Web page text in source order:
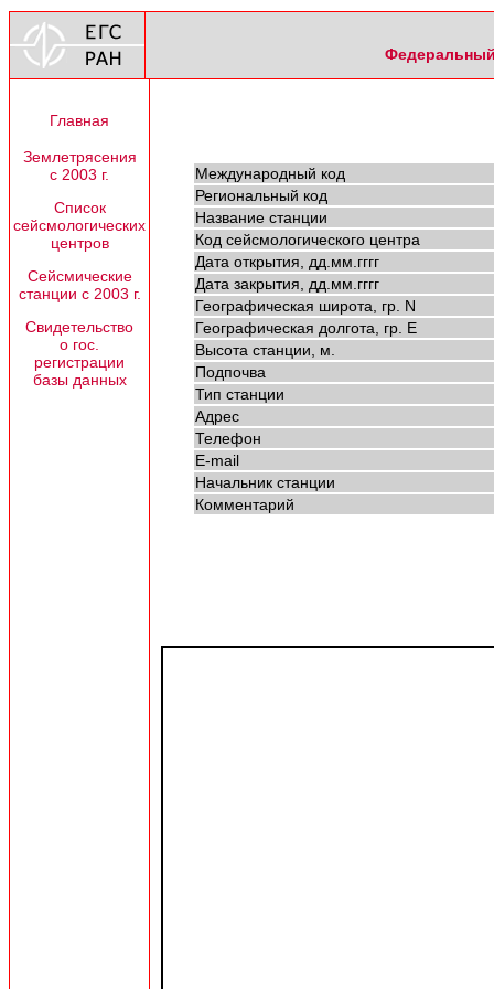
Федеральный
Главная
Землетрясения
с 2003 г.
Список
сейсмологических
центров
Сейсмические
станции с 2003 г.
Свидетельство
о гос.
регистрации
базы данных
Международный код
Региональный код
Название станции
Код сейсмологического центра
Дата открытия, дд.мм.гггг
Дата закрытия, дд.мм.гггг
Географическая широта, гр. N
Географическая долгота, гр. E
Высота станции, м.
Подпочва
Тип станции
Адрес
Телефон
E-mail
Начальник станции
Комментарий